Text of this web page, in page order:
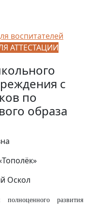
воспитателей
АТТЕСТАЦИИ
с
по
образа
Оскол
полноценного развития